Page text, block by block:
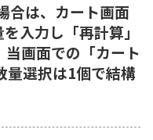
合は、カート画面
入力し「再計算」
画面での「カート
量選択は1個で結構